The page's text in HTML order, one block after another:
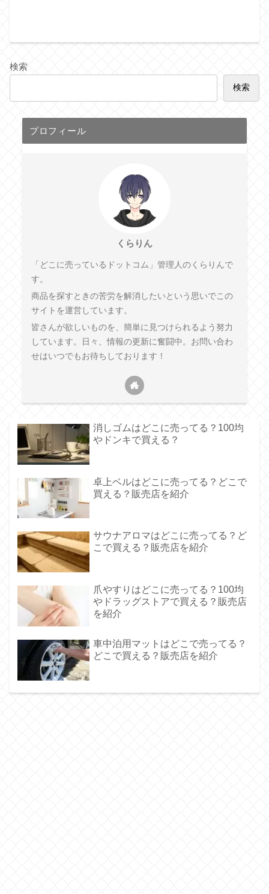
検索
検索
プロフィール
くらりん
「どこに売っているドットコム」管理人のくらりんで
す。
商品を探すときの苦労を解消したいという思いでこの
サイトを運営しています。
皆さんが欲しいものを、簡単に見つけられるよう努力
しています。日々、情報の更新に奮闘中。お問い合わ
せはいつでもお待ちしております！
消しゴムはどこに売ってる？100均
やドンキで買える？
卓上ベルはどこに売ってる？どこで
買える？販売店を紹介
サウナアロマはどこに売ってる？ど
こで買える？販売店を紹介
爪やすりはどこに売ってる？100均
やドラッグストアで買える？販売店
を紹介
車中泊用マットはどこで売ってる？
どこで買える？販売店を紹介